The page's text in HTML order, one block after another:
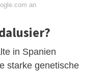
an
in Spanien
starke genetische